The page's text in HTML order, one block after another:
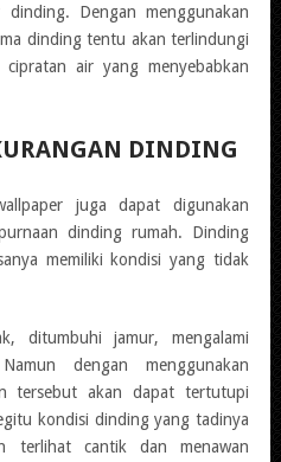
dinding. Dengan menggunakan
dinding tentu akan terlindungi
air yang menyebabkan
DINDING
juga dapat digunakan
dinding rumah. Dinding
memiliki kondisi yang tidak
ditumbuhi jamur, mengalami
dengan menggunakan
tersebut akan dapat tertutupi
kondisi dinding yang tadinya
terlihat cantik dan menawan